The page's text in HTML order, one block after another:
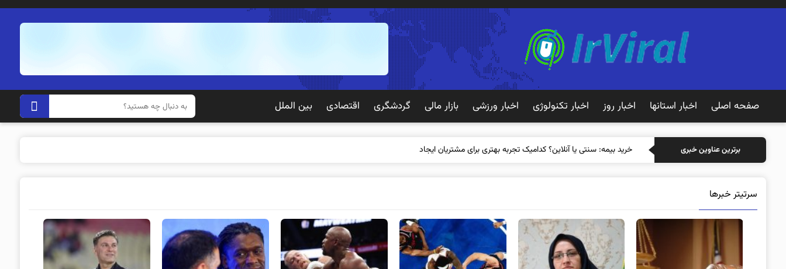
صفحه اصلی اخبار استانها اخبار روز اخبار تکنولوژی اخبار ورزشی بازار مالی گردشگری اقتصادی بین الملل
برترین عناوین خبری خرید بیمه: سنتی یا آنلاین؟ کدامیک تجربه بهتری برای مشتریان ایجاد می‌کند؟
سرتیتر خبرها